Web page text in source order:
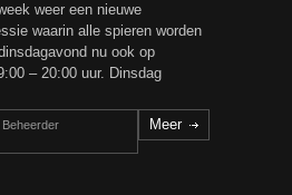
weer een nieuwe
waarin alle spieren worden
nu ook op
– 20:00 uur. Dinsdag
Meer